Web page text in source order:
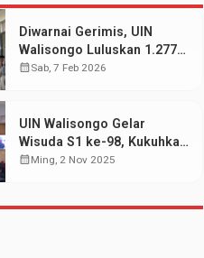
Diwarnai Gerimis, UIN
Walisongo Luluskan 1.277
Mahasiswa pada Wisuda
calendar_monthSab, 7 Feb 2026
UIN Walisongo Gelar
Wisuda S1 ke-98, Kukuhkan
515 Wisudawan dari
calendar_monthMing, 2 Nov 2025